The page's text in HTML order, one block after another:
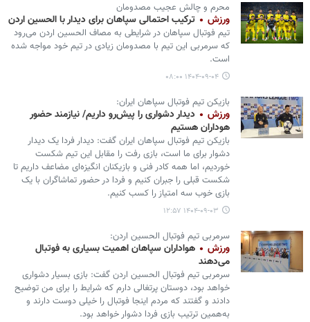
محرم و چالش عجیب مصدومان
ورزش ترکیب احتمالی سپاهان برای دیدار با الحسین اردن
تیم فوتبال سپاهان در شرایطی به مصاف الحسین اردن می‌رود
که سرمربی این تیم با مصدومان زیادی در تیم خود مواجه شده
است.
۱۴۰۴-۰۹-۰۴ ۰۸:۰۰
بازیکن تیم فوتبال سپاهان ایران:
ورزش
دیدار دشواری را پیش‌رو داریم/ نیازمند حضور
هوداران هستیم
بازیکن تیم فوتبال سپاهان ایران گفت: دیدار فردا یک دیدار
دشوار برای ما است، بازی رفت را مقابل این تیم شکست
خوردیم، اما همه کادر فنی و بازیکنان انگیزه‌ای مضاعف داریم تا
شکست قبلی را جبران کنیم و فردا در حضور تماشاگران با یک
بازی خوب سه امتیاز را کسب کنیم.
۱۴۰۴-۰۹-۰۳ ۱۲:۵۷
سرمربی تیم فوتبال الحسین اردن:
ورزش
هواداران سپاهان اهمیت بسیاری به فوتبال
می‌دهند
سرمربی تیم فوتبال الحسین اردن گفت: بازی بسیار دشواری
خواهد بود، دوستان پرتغالی دارم که شرایط را برای من توضیح
دادند و گفتند که مردم اینجا فوتبال را خیلی دوست دارند و
به‌همین ترتیب بازی فردا دشوار خواهد بود.